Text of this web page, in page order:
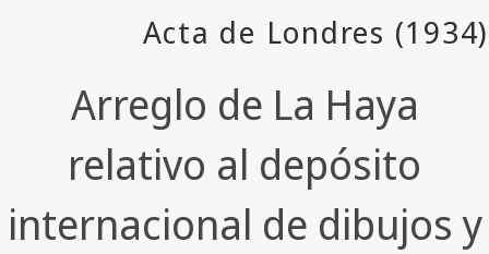
Arreglo de La Haya
relativo al depósito
internacional de dibujos y